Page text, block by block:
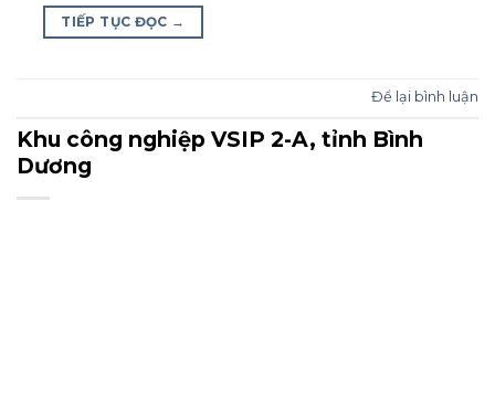
TIẾP TỤC ĐỌC →
Để lại bình luận
Khu công nghiệp VSIP 2-A, tỉnh Bình
Dương